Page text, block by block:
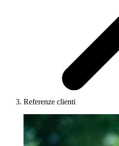
Referenze clienti